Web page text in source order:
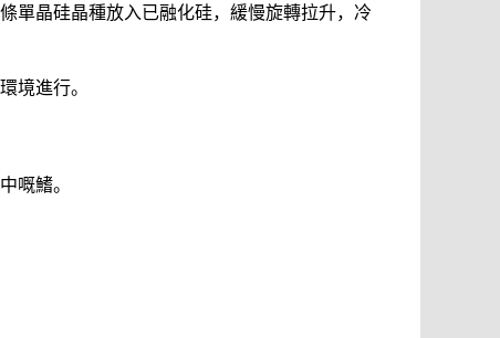
單晶硅晶種放入已融化硅，緩慢旋轉拉升，冷
境進行。
嘅鰭。